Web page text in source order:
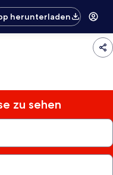
herunterladen
zu sehen